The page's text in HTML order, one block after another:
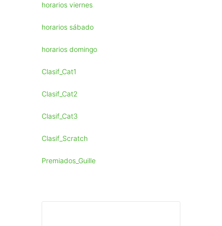
horarios viernes
horarios sábado
horarios domingo
Clasif_Cat1
Clasif_Cat2
Clasif_Cat3
Clasif_Scratch
Premiados_Guille